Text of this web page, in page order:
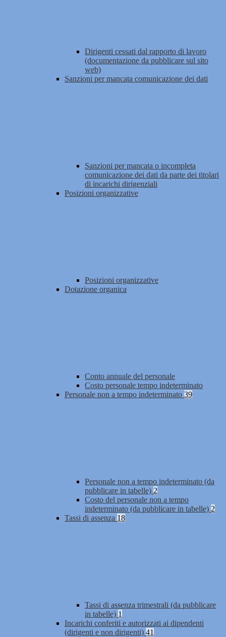
Dirigenti cessati dal rapporto di lavoro
(documentazione da pubblicare sul sito
web)
Sanzioni per mancata comunicazione dei dati
Sanzioni per mancata o incompleta
comunicazione dei dati da parte dei titolari
di incarichi dirigenziali
Posizioni organizzative
Posizioni organizzative
Dotazione organica
Conto annuale del personale
Costo personale tempo indeterminato
Personale non a tempo indeterminato 39
Personale non a tempo indeterminato (da
pubblicare in tabelle) 2
Costo del personale non a tempo
indeterminato (da pubblicare in tabelle) 2
Tassi di assenza 18
Tassi di assenza trimestrali (da pubblicare
in tabelle) 1
Incarichi conferiti e autorizzati ai dipendenti
(dirigenti e non dirigenti) 41